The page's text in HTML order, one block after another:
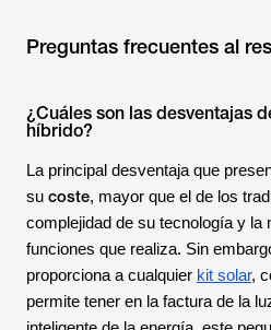
Preguntas frecuentes al
¿Cuáles son las desventajas
híbrido?
La principal desventaja que
su coste, mayor que el de los
complejidad de su tecnología y la
funciones que realiza. Sin
proporciona a cualquier kit solar,
permite tener en la factura de la